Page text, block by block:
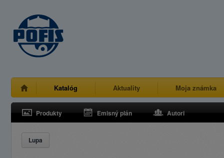
Katalóg Aktuality Moja známka
Produkty Emisný plán Autori
Lupa